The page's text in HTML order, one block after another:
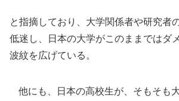
と指摘しており、大学関係者や研究者
低迷し、日本の大学がこのままではダ
波紋を広げている。
他にも、日本の高校生が、そもそも